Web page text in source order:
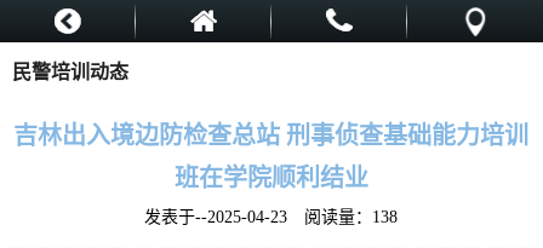
民警培训动态
吉林出入境边防检查总站 刑事侦查基础能力培训
班在学院顺利结业
发表于--2025-04-23 阅读量： 138